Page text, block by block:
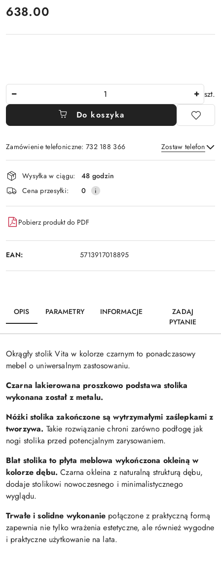
cena:
638.00
szt.
Do koszyka
Zamówienie telefoniczne: 732 188 366 Zostaw telefon
Wyślij
Dostępność
i
dostawa
Wysyłka w ciągu:
48 godzin
Cena przesyłki:
0
Pobierz produkt do PDF
EAN: 5713917018895
OPIS PARAMETRY INFORMACJE
ZADAJ
PYTANIE
Okrągły stolik Vita w kolorze czarnym to ponadczasowy
mebel o uniwersalnym zastosowaniu.
Czarna lakierowana proszkowo podstawa stolika
wykonana został z metalu.
Nóżki stolika zakończone są wytrzymałymi zaślepkami z
tworzywa. Takie rozwiązanie chroni zarówno podłogę jak
nogi stolika przed potencjalnym zarysowaniem.
Blat stolika to płyta meblowa wykończona okleiną w
kolorze dębu. Czarna okleina z naturalną strukturą dębu,
dodaje stolikowi nowoczesnego i minimalistycznego
wyglądu.
Trwałe i solidne wykonanie połączone z praktyczną formą
zapewnia nie tylko wrażenia estetyczne, ale również wygodne
i praktyczne użytkowanie na lata.